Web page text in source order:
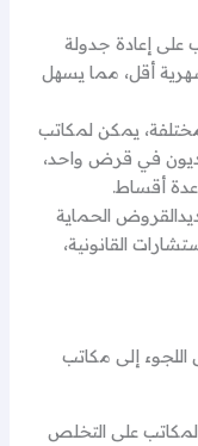
على إعادة جدولة
أقل، مما يسهل
يمكن لمكاتب
في قرض واحد،
أقساط.
الحماية
القانونية،
اللجوء إلى مكاتب
على التخلص